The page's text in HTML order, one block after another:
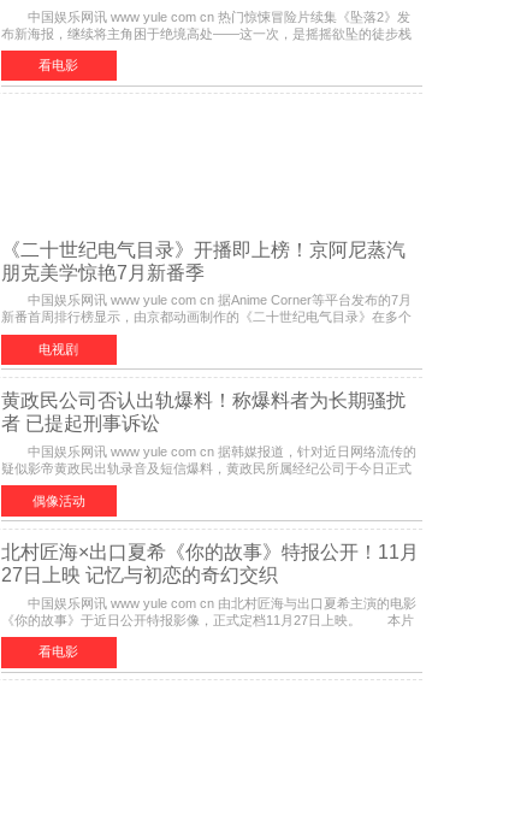
中国娱乐网讯 www yule com cn 热门惊悚冒险片续集《坠落2》发
布新海报，继续将主角困于绝境高处——这一次，是摇摇欲坠的徒步栈
道。该片将于今年9月2日北美上映，恐高症患者请提前做好心理
看电影
《二十世纪电气目录》开播即上榜！京阿尼蒸汽
朋克美学惊艳7月新番季
中国娱乐网讯 www yule com cn 据Anime Corner等平台发布的7月
新番首周排行榜显示，由京都动画制作的《二十世纪电气目录》在多个
榜单中表现亮眼，位列AniLab全球TOP10第十名。该剧改编自结
电视剧
黄政民公司否认出轨爆料！称爆料者为长期骚扰
者 已提起刑事诉讼
中国娱乐网讯 www yule com cn 据韩媒报道，针对近日网络流传的
疑似影帝黄政民出轨录音及短信爆料，黄政民所属经纪公司于今日正式
发表声明，明确否认相关传闻。 公司表示，爆料者是一名长
偶像活动
北村匠海×出口夏希《你的故事》特报公开！11月
27日上映 记忆与初恋的奇幻交织
中国娱乐网讯 www yule com cn 由北村匠海与出口夏希主演的电影
《你的故事》于近日公开特报影像，正式定档11月27日上映。 本片
改编自三秋缒同名小说，编剧由曾执笔《孤独摇滚！》的吉田惠
看电影